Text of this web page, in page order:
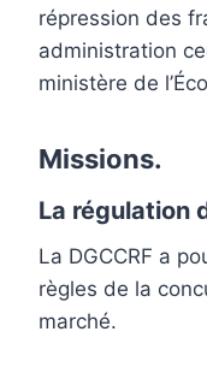
répression des
administration
ministère de
Missions.
La régulation
La DGCCRF a
règles de la
marché.